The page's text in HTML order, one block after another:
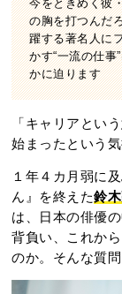
今をときめく彼
の胸を打つんだ
躍する著名人に
かす“一流の仕事
かに迫ります
「キャリアとい
始まったという
１年４カ月弱に
ん』を終えた鈴
は、日本の俳優
背負い、これか
のか。そんな質